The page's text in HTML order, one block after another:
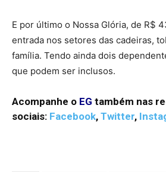
E por último o Nossa Glória, de R$
entrada nos setores das cadeiras,
família. Tendo ainda dois
que podem ser inclusos.
Acompanhe o EG também nas
sociais: Facebook, Twitter,